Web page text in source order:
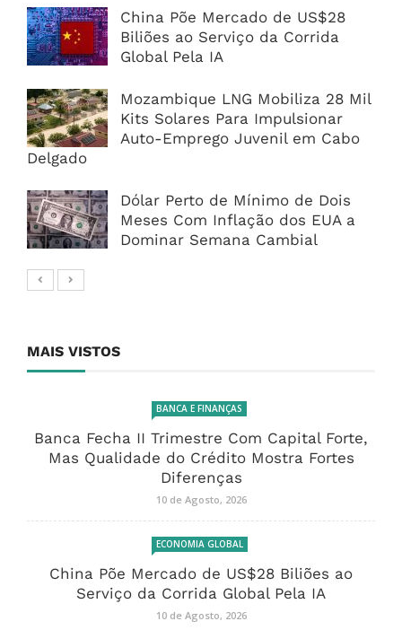
China Põe Mercado de US$28
Biliões ao Serviço da Corrida
Global Pela IA
Mozambique LNG Mobiliza 28 Mil
Kits Solares Para Impulsionar
Auto-Emprego Juvenil em Cabo
Delgado
Dólar Perto de Mínimo de Dois
Meses Com Inflação dos EUA a
Dominar Semana Cambial
MAIS VISTOS
BANCA E FINANÇAS
Banca Fecha II Trimestre Com Capital Forte,
Mas Qualidade do Crédito Mostra Fortes
Diferenças
10 de Agosto, 2026
ECONOMIA GLOBAL
China Põe Mercado de US$28 Biliões ao
Serviço da Corrida Global Pela IA
10 de Agosto, 2026